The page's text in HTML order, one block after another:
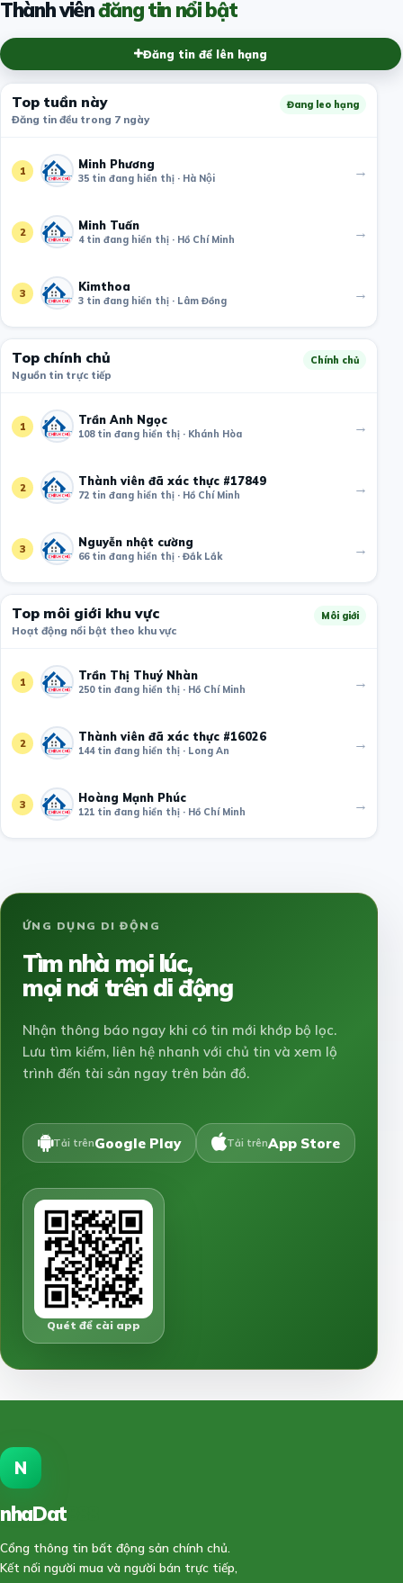
Thành viênđăng tin nổi bật
Đăng tin để lên hạng
Top tuần này
Đăng tin đều trong 7 ngày
Đang leo hạng
1 Minh Phương
35 tin đang hiển thị · Hà Nội →
2 Minh Tuấn
4 tin đang hiển thị · Hồ Chí Minh →
3 Kimthoa
3 tin đang hiển thị · Lâm Đồng →
Top chính chủ
Nguồn tin trực tiếp
Chính chủ
1 Trần Anh Ngọc
108 tin đang hiển thị · Khánh Hòa →
2 Thành viên đã xác thực #17849
72 tin đang hiển thị · Hồ Chí Minh →
3 Nguyễn nhật cường
66 tin đang hiển thị · Đắk Lắk →
Top môi giới khu vực
Hoạt động nổi bật theo khu vực
Môi giới
1 Trần Thị Thuý Nhàn
250 tin đang hiển thị · Hồ Chí Minh →
2 Thành viên đã xác thực #16026
144 tin đang hiển thị · Long An →
3 Hoàng Mạnh Phúc
121 tin đang hiển thị · Hồ Chí Minh →
ỨNG DỤNG DI ĐỘNG
Tìm nhà mọi lúc,
mọi nơi trên di động
Nhận thông báo ngay khi có tin mới khớp bộ lọc.
Lưu tìm kiếm, liên hệ nhanh với chủ tin và xem lộ
trình đến tài sản ngay trên bản đồ.
Tải trênGoogle Play Tải trênApp Store
Quét để cài app
N
nhaDat
Cổng thông tin bất động sản chính chủ.
Kết nối người mua và người bán trực tiếp,